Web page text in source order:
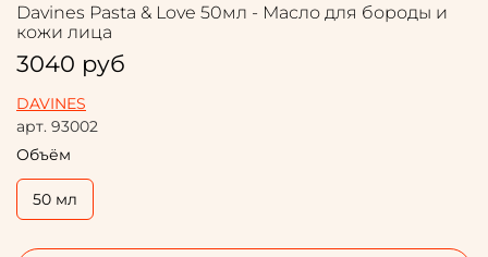
DAVINES
арт. 93002
Davines Pasta & Love 50мл - Масло для бороды и
кожи лица
3040 руб
Объём
50 мл